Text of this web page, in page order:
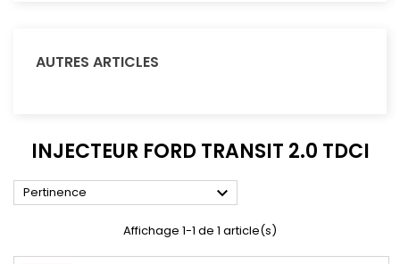
AUTRES ARTICLES
INJECTEUR FORD TRANSIT 2.0 TDCI
Pertinence 
Affichage 1-1 de 1 article(s)